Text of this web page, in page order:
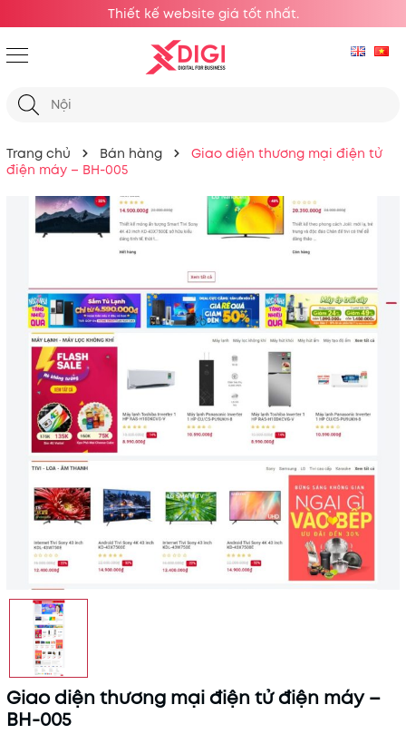
Thiết kế website giá tốt nhất.
Trang chủ Bán hàng
Giao diện thương mại điện tử
điện máy – BH-005
Giao diện thương mại điện tử điện máy –
BH-005